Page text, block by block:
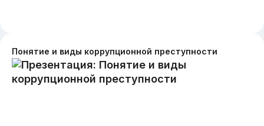
Понятие и виды коррупционной преступности